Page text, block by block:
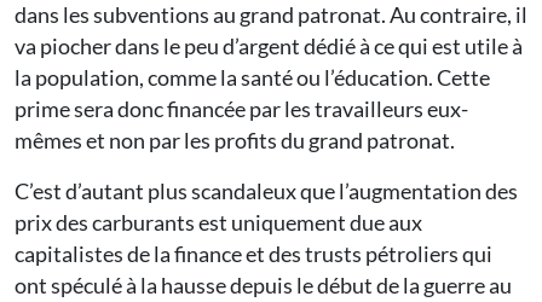
dans les subventions au grand patronat. Au contraire, il
va piocher dans le peu d’argent dédié à ce qui est utile à
la population, comme la santé ou l’éducation. Cette
prime sera donc financée par les travailleurs eux-
mêmes et non par les profits du grand patronat.
C’est d’autant plus scandaleux que l’augmentation des
prix des carburants est uniquement due aux
capitalistes de la finance et des trusts pétroliers qui
ont spéculé à la hausse depuis le début de la guerre au